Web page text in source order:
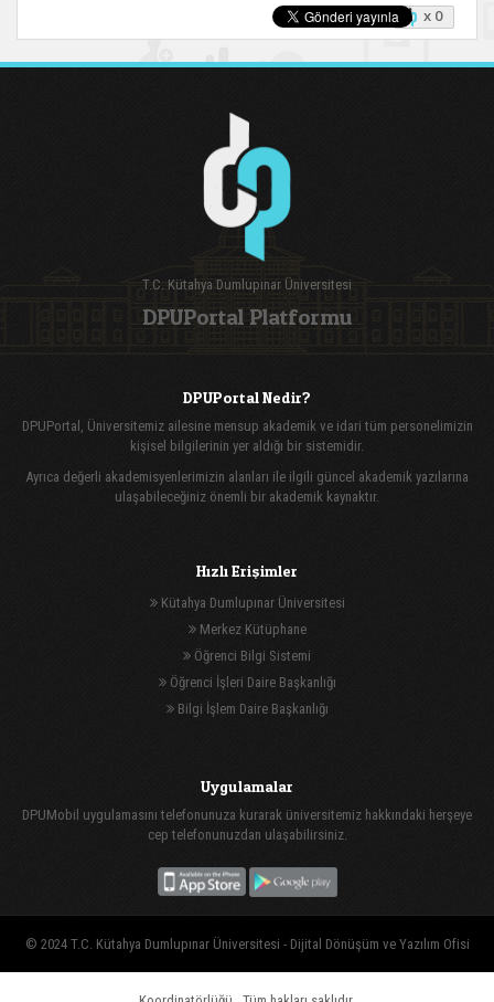
x 0
T.C. Kütahya Dumlupınar Üniversitesi
DPUPortal Platformu
DPUPortal Nedir?
DPUPortal, Üniversitemiz ailesine mensup akademik ve idari tüm personelimizin
kişisel bilgilerinin yer aldığı bir sistemidir.
Ayrıca değerli akademisyenlerimizin alanları ile ilgili güncel akademik yazılarına
ulaşabileceğiniz önemli bir akademik kaynaktır.
Hızlı Erişimler
Kütahya Dumlupınar Üniversitesi
Merkez Kütüphane
Öğrenci Bilgi Sistemi
Öğrenci İşleri Daire Başkanlığı
Bilgi İşlem Daire Başkanlığı
Uygulamalar
DPUMobil uygulamasını telefonunuza kurarak üniversitemiz hakkındaki herşeye
cep telefonunuzdan ulaşabilirsiniz.
© 2024 T.C. Kütahya Dumlupınar Üniversitesi - Dijital Dönüşüm ve Yazılım Ofisi